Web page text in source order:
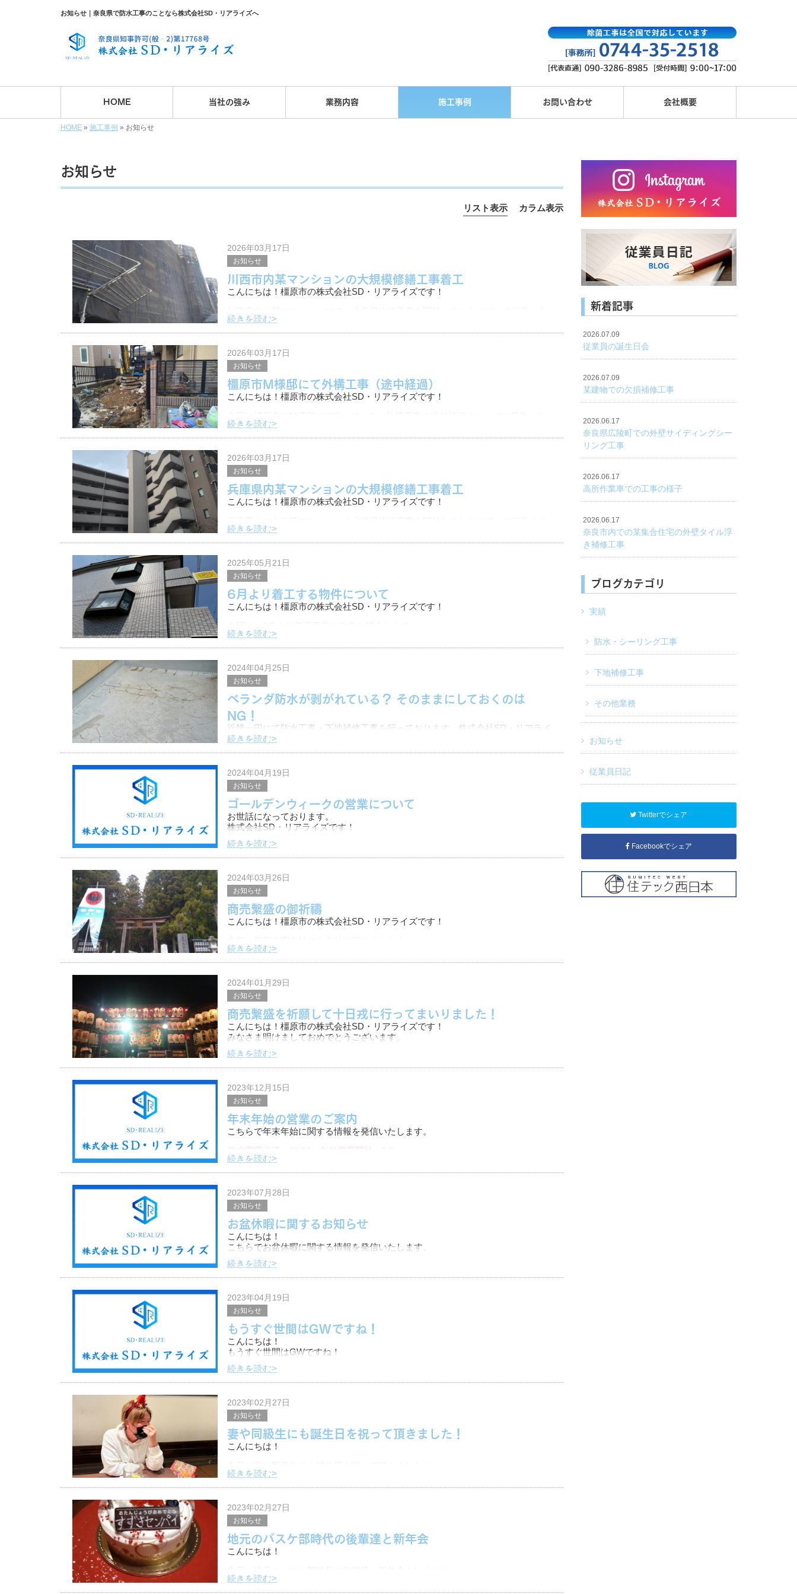
お知らせ｜奈良県で防水工事のことなら株式会社SD・リアライズへ
HOME 当社の強み 業務内容 施工事例 お問い合わせ 会社概要
HOME » 施工事例 » お知らせ
お知らせ
リスト表示 カラム表示
2026年03月17日
お知らせ
川西市内某マンションの大規模修繕工事着工
こんにちは！橿原市の株式会社SD・リアライズです！
します。
当社は、戸建て住宅の改
続きを読む>
2026年03月17日
お知らせ
橿原市M様邸にて外構工事（途中経過）
こんにちは！橿原市の株式会社SD・リアライズです！
します。
当社は、戸建て住
続きを読む>
2026年03月17日
お知らせ
兵庫県内某マンションの大規模修繕工事着工
こんにちは！橿原市の株式会社SD・リアライズです！
ていただきます。
続きを読む>
2025年05月21日
お知らせ
6月より着工する物件について
こんにちは！橿原市の株式会社SD・リアライズです！
主に下地の補修、シーリング工事をする予定です。
当社は、戸建て住宅の改修工事から、工場・マンションな
続きを読む>
2024年04月25日
お知らせ
ベランダ防水が剥がれている？ そのままにしておくのは
NG！
近畿一円にて防水工事・下地補修工事を行っております、株式会社SD・リアライ
ズです。
洗濯物を干しているときなどに、床の表面が剥がれているのを発見したかもしれ
ません。
こ
続きを読む>
2024年04月19日
お知らせ
ゴールデンウィークの営業について
お世話になっております。
株式会社SD・リアライズです！
こちらでGWに関する情報を発信致します！
ゴールデンウィーク休暇：2024/5/3(金)～5/5(日)
現状、上記日程以外は対応可能
続きを読む>
2024年03月26日
お知らせ
商売繫盛の御祈禱
こんにちは！橿原市の株式会社SD・リアライズです！
こちらの神社では商売繫盛の御祈禱ができるということで、
続きを読む>
2024年01月29日
お知らせ
商売繫盛を祈願して十日戎に行ってまいりました！
こんにちは！橿原市の株式会社SD・リアライズです！
みなさま明けましておめでとうございます。
今年最初の投稿は以下3記事になります。
お時間ある方は是非見て頂けると幸いです。
まず1記事目は
続きを読む>
2023年12月15日
お知らせ
年末年始の営業のご案内
こちらで年末年始に関する情報を発信いたします。
年末営業終了：12/30 年始営業開始：1/5
12/31～1/4の5日間はお休み頂き
続きを読む>
2023年07月28日
お知らせ
お盆休暇に関するお知らせ
こんにちは！
こちらでお盆休暇に関する情報を発信いたします。
今年は8/11(金)～15(火)の5日間お休み頂きます。
ですが緊急時に関しては、柔軟に対応しておりますのでお気軽にお問い合わせく
続きを読む>
2023年04月19日
お知らせ
もうすぐ世間はGWですね！
こんにちは！
もうすぐ世間はGWですね！
株式会社SD・リアライズではGW期間中も通常営業しておりますので、
引き続き何かお困りごとがございましたら気軽にお問い合わせください！
続きを読む>
2023年02月27日
お知らせ
妻や同級生にも誕生日を祝って頂きました！
こんにちは！
今年も仕事頑張れそうです！
続きを読む>
2023年02月27日
お知らせ
地元のバスケ部時代の後輩達と新年会
こんにちは！
まさかのサプライズで誕生日のお祝いをしてもらいました！
続きを読む>
新着記事
2026.07.09
従業員の誕生日会
2026.07.09
某建物での欠損補修工事
2026.06.17
奈良県広陵町での外壁サイディングシー
リング工事
2026.06.17
高所作業車での工事の様子
2026.06.17
奈良市内での某集合住宅の外壁タイル浮
き補修工事
ブログカテゴリ
実績
防水・シーリング工事
下地補修工事
その他業務
お知らせ
従業員日記
Twitterでシェア
Facebookでシェア